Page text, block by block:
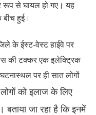
रूप से घायल हो गए। यह
हुई।
के ईस्ट-वेस्ट हाईवे पर
की टक्कर एक इलेक्ट्रिक
पर ही सात लोगों
को इलाज के लिए
बताया जा रहा है कि इनमें